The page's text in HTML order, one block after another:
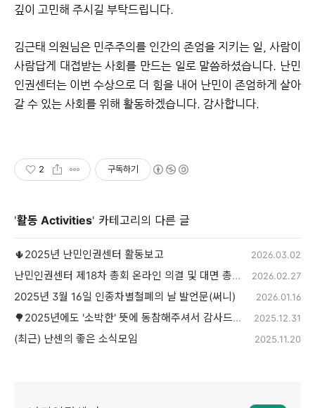
깊이 고민해 주시길 부탁드립니다.
김근태 의원님은 민주주의를 인간의 존엄을 지키는 일, 사람이
사람답게 대접받는 사회를 만드는 일로 말씀하셨습니다. 난민
인권센터는 이번 수상으로 더 힘을 내어 난민이 존엄하게 살아
갈 수 있는 사회를 위해 활동하겠습니다. 감사합니다.
2 구독하기
'활동 Activities' 카테고리의 다른 글
🌵2025년 난민인권센터 활동보고 2026.03.02
난민인권센터 제18차 총회 온라인 의결 및 대면 총회 참가신청서 2026.02.27
2025년 3월 16일 인종차별철폐의 날 발언문(써니) 2026.01.16
🌳2025년에도 '소박한' 뜻에 동참해주셔서 감사드립니다. 2025.12.31
(최근) 난센의 좋은 소식모임 2025.11.20